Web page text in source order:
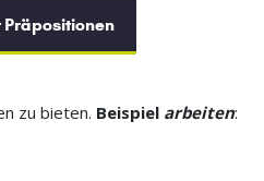
Präpositionen
zu bieten. Beispiel arbeiten: